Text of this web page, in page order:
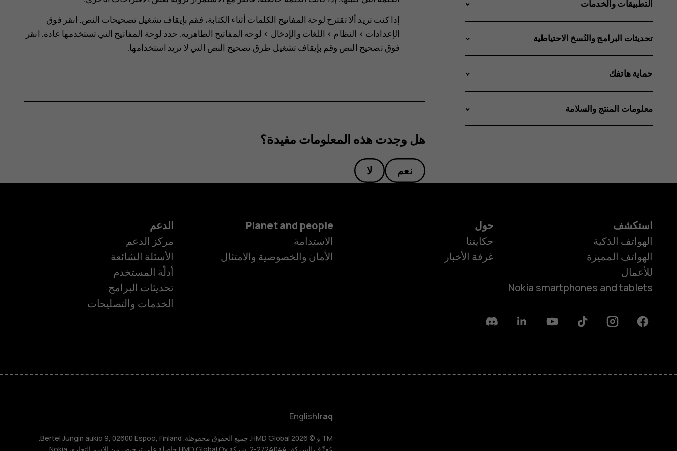
HMD Terra M
HMD DUB
إذا كنت تريد ألا تقترح لوحة المفاتيح الكلمات أثناء الكتابة، فقم بإيقاف تشغيل تصحيحات النص. انقر فوق
> النظام‬‏‫ > اللغات والإدخال >
. حدد لوحة المفاتيح التي تستخدمها عادة. انقر
فوق تصحيح النص وقم بإيقاف تشغيل طرق تصحيح النص التي لا تريد استخدامها.
هل وجدت هذه المعلومات مفيدة؟
نعم لا
التطبيقات والخدمات
تحديثات البرامج والنُسخ الاحتياطية
حماية هاتفك
معلومات المنتج والسلامة
استكشف
الهواتف الذكية
الهواتف المميزة
للأعمال
Nokia smartphones and tablets
حول
حكايتنا
غرفة الأخبار
Planet and people
الاستدامة
الأمان والخصوصية والامتثال
الدعم
مركز الدعم
الأسئلة الشائعة
أدلّة المستخدم
تحديثات البرامج
الخدمات والتصليحات
Facebook
Instagram
Tiktok
Youtube
Linkedin
Discord
Iraq
English
TM و © 2026 HMD Global. جميع الحقوق محفوظة. Bertel Jungin aukio 9, 02600 Espoo, Finland.
مُعرِّف الشركة: 2724044-2. شركة HMD Global Oy حاصلة على ترخيص من الاسم التجاري Nokia